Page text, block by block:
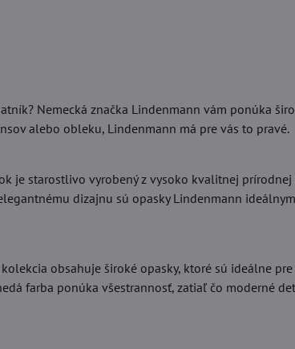
Nemecká značka Lindenmann vám ponúka
alebo obleku, Lindenmann má pre vás to pravé.
je starostlivo vyrobený z vysoko kvalitnej prírodnej
dizajnu sú opasky Lindenmann
obsahuje široké opasky, ktoré sú ideálne
farba ponúka všestrannosť, zatiaľ čo moderné